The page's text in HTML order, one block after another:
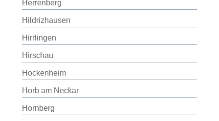
Herrenberg
Hildrizhausen
Hirrlingen
Hirschau
Hockenheim
Horb am Neckar
Hornberg